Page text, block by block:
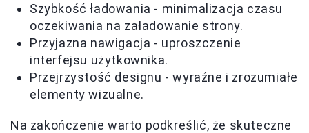
Szybkość ładowania - minimalizacja czasu
oczekiwania na załadowanie strony.
Przyjazna nawigacja - uproszczenie
interfejsu użytkownika.
Przejrzystość designu - wyraźne i zrozumiałe
elementy wizualne.
Na zakończenie warto podkreślić, że skuteczne